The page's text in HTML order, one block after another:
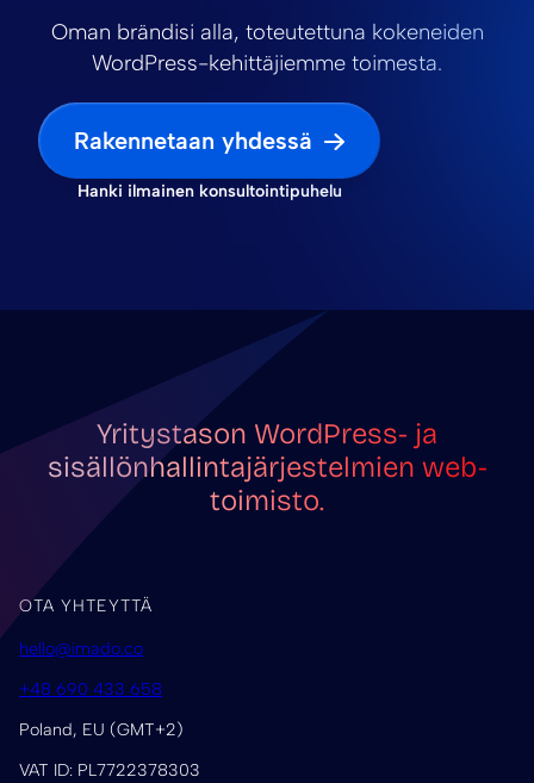
Oman brändisi alla, toteutettuna kokeneiden
WordPress-kehittäjiemme toimesta.
Rakennetaan yhdessä
Hanki ilmainen konsultointipuhelu
Yritystason WordPress- ja
sisällönhallintajärjestelmien web-
toimisto.
OTA YHTEYTTÄ
hello@imado.co
+48 690 433 658
Poland, EU (GMT+2)
VAT ID: PL7722378303